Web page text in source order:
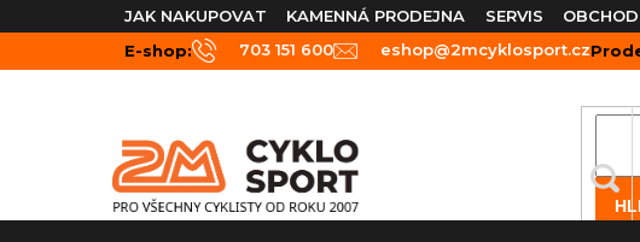
na
obsah
JAK NAKUPOVAT KAMENNÁ PRODEJNA SERVIS
E-shop:
703 151 600 eshop@2mcyklosport.cz